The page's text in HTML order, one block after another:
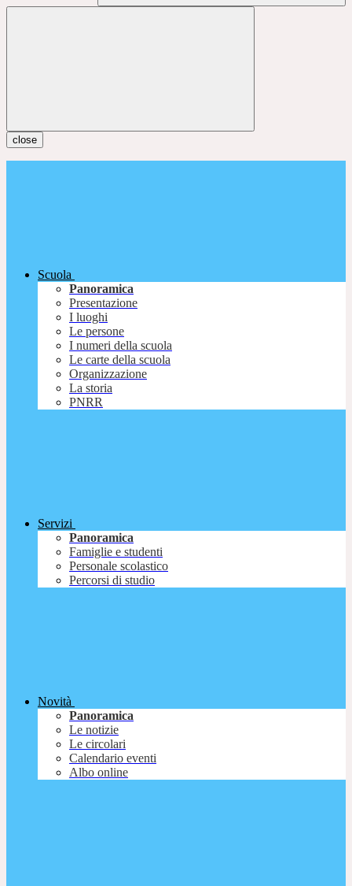
close
Scuola
Panoramica
Presentazione
I luoghi
Le persone
I numeri della scuola
Le carte della scuola
Organizzazione
La storia
PNRR
Servizi
Panoramica
Famiglie e studenti
Personale scolastico
Percorsi di studio
Novità
Panoramica
Le notizie
Le circolari
Calendario eventi
Albo online